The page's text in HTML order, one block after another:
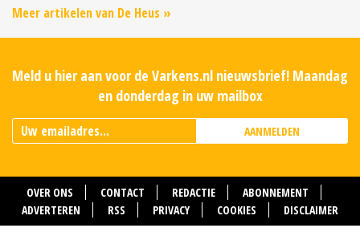
Meer artikelen van De Heus »
Meld u hier aan voor de Varkens.nl nieuwsbrief! Maandag
en donderdag in uw mailbox
AANMELDEN
OVER ONS CONTACT REDACTIE
ABONNEMENT
ADVERTEREN
RSS PRIVACY COOKIES DISCLAIMER